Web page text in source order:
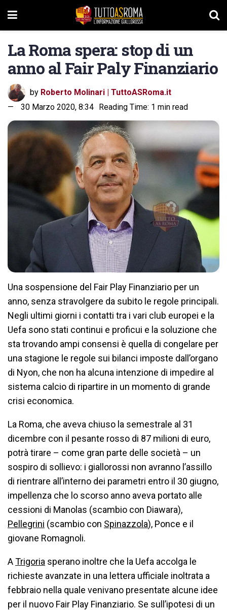
La Roma spera: stop di un
anno al Fair Paly Finanziario
by Roberto Molinari | TuttoASRoma.it
30 Marzo 2020, 8:34 Reading Time: 1 min read
Una sospensione del Fair Play Finanziario per un
anno, senza stravolgere da subito le regole principali.
Negli ultimi giorni i contatti tra i vari club europei e la
Uefa sono stati continui e proficui e la soluzione che
sta trovando ampi consensi è quella di congelare per
una stagione le regole sui bilanci imposte dall’organo
di Nyon, che non ha alcuna intenzione di impedire al
sistema calcio di ripartire in un momento di grande
crisi economica.
La Roma, che aveva chiuso la semestrale al 31
dicembre con il pesante rosso di 87 milioni di euro,
potrà tirare – come gran parte delle società – un
sospiro di sollievo: i giallorossi non avranno l’assillo
di rientrare all’interno dei parametri entro il 30 giugno,
impellenza che lo scorso anno aveva portato alle
cessioni di Manolas (scambio con Diawara),
Pellegrini (scambio con Spinazzola), Ponce e il
giovane Romagnoli.
ATrigoria sperano inoltre che la Uefa accolga le
richieste avanzate in una lettera ufficiale inoltrata a
febbraio nella quale venivano presentate alcune idee
per il nuovo Fair Play Finanziario. Se sull’ipotesi di un